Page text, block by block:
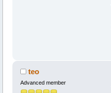
teo
Advanced member